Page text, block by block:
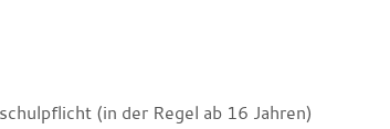
(in der Regel ab 16 Jahren)